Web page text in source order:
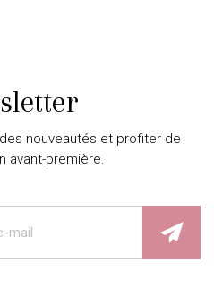
nouveautés et profiter de
avant-première.